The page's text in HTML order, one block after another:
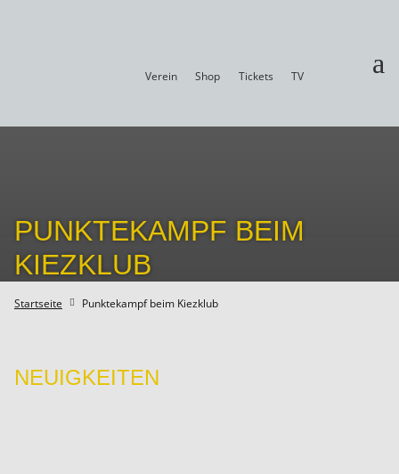
Verein Shop Tickets TV a
PUNKTEKAMPF BEIM
KIEZKLUB
Startseite  Punktekampf beim Kiezklub
NEUIGKEITEN